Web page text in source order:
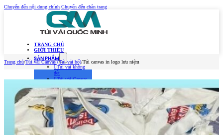
Chuyển đến nội dung chính Chuyển đến chân trang
TRANG CHỦ
GIỚI THIỆU
SẢN PHẨM
Túi vải không
dệt
Túi vải Canvas
Túi vải đay –
Linen
Túi vải dù
Túi vải thời
MẪU TÚI VẢI 2026
TIN TỨC
Trang chủ/Túi vải Canvas (Túi vải bố)/Túi canvas in logo lưu niệm